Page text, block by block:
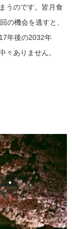
うのです。皆月食
の機会を逃すと、
年後の2032年
ありません。